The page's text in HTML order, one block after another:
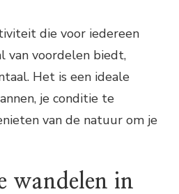
die voor iedereen
van voordelen biedt,
Het is een ideale
je conditie te
van de natuur om je
wandelen in